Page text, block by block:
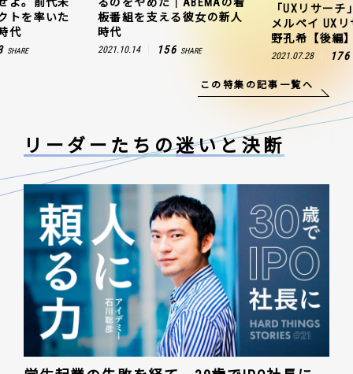
トを率いた
代
SHARE
板番組を支える彼女の新人
時代
2021.10.14 156 SHARE
「UXリサー
メルペイ UX
野孔希【後編
2021.07.28 176
この特集の記事一覧へ
リーダーたちの迷いと決断